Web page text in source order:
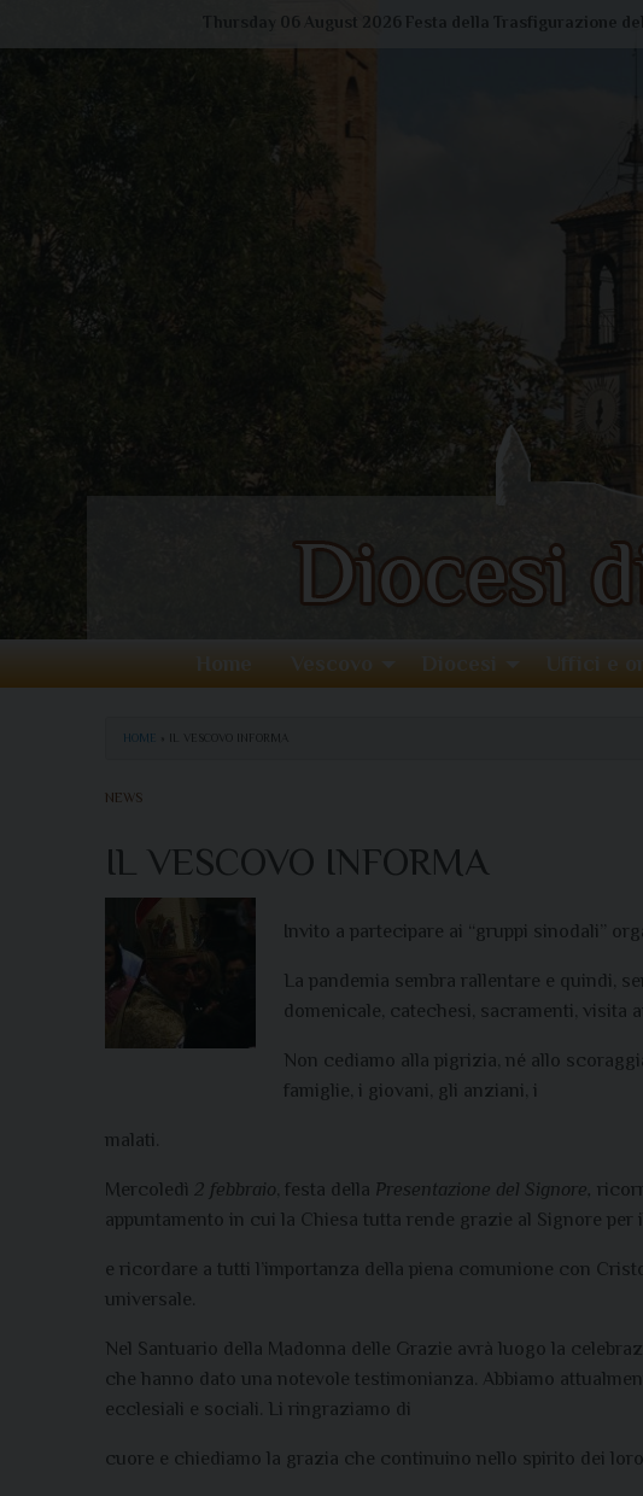
Thursday 06 August 2026 Festa della Trasfigurazione
Home Vescovo Diocesi Uffici e
HOME IL VESCOVO INFORMA
NEWS
IL VESCOVO INFORMA
Invito a partecipare ai “gruppi sinodali”
La pandemia sembra rallentare e quindi,
domenicale, catechesi, sacramenti, visita
Non cediamo alla pigrizia, né allo
famiglie, i giovani, gli anziani, i
malati.
Mercoledì 2 febbraio , festa della Presentazione del Signore,
appuntamento in cui la Chiesa tutta rende grazie al Signore
e ricordare a tutti l’importanza della piena comunione con
universale.
Nel Santuario della Madonna delle Grazie avrà luogo la
che hanno dato una notevole testimonianza. Abbiamo
ecclesiali e sociali. Li ringraziamo di
cuore e chiediamo la grazia che continuino nello spirito dei